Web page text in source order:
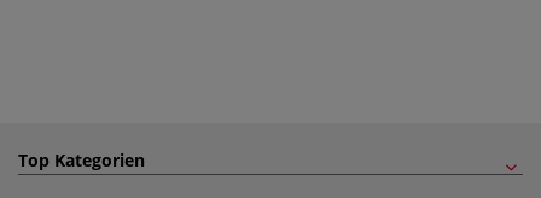
Top Kategorien